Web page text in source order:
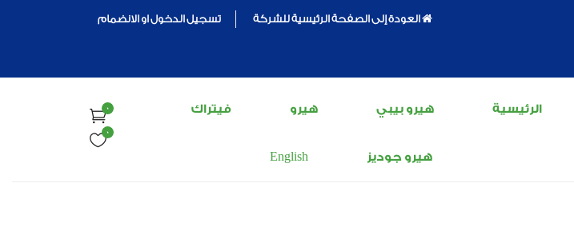
العودة إلى الصفحة الرئيسية للشركة تسجيل الدخول او الانضمام
الرئيسية هيرو بيبي هيرو فيتراك
هيرو جوديز English
0
0